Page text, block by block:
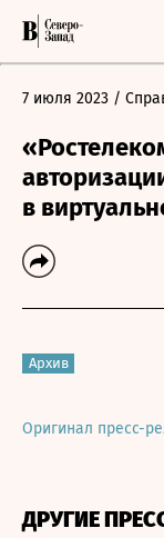
7 июля 2023 /
в
Архив
Оригинал пресс-
ДРУГИЕ